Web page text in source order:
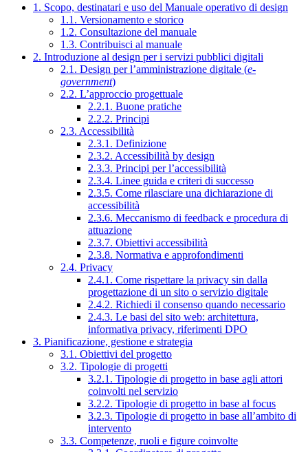
1. Scopo, destinatari e uso del Manuale operativo di design
1.1. Versionamento e storico
1.2. Consultazione del manuale
1.3. Contribuisci al manuale
2. Introduzione al design per i servizi pubblici digitali
2.1. Design per l’amministrazione digitale (e-
government)
2.2. L’approccio progettuale
2.2.1. Buone pratiche
2.2.2. Principi
2.3. Accessibilità
2.3.1. Definizione
2.3.2. Accessibilità by design
2.3.3. Principi per l’accessibilità
2.3.4. Linee guida e criteri di successo
2.3.5. Come rilasciare una dichiarazione di
accessibilità
2.3.6. Meccanismo di feedback e procedura di
attuazione
2.3.7. Obiettivi accessibilità
2.3.8. Normativa e approfondimenti
2.4. Privacy
2.4.1. Come rispettare la privacy sin dalla
progettazione di un sito o servizio digitale
2.4.2. Richiedi il consenso quando necessario
2.4.3. Le basi del sito web: architettura,
informativa privacy, riferimenti DPO
3. Pianificazione, gestione e strategia
3.1. Obiettivi del progetto
3.2. Tipologie di progetti
3.2.1. Tipologie di progetto in base agli attori
coinvolti nel servizio
3.2.2. Tipologie di progetto in base al focus
3.2.3. Tipologie di progetto in base all’ambito di
intervento
3.3. Competenze, ruoli e figure coinvolte